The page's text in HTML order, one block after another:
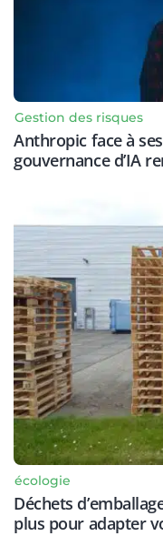
Gestion des risques
Anthropic face à
gouvernance d’IA
écologie
Déchets
plus pour adapter